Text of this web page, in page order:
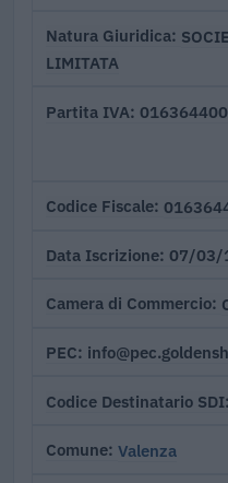
Natura Giuridica
LIMITATA
Partita IVA
Codice Fiscale
Data Iscrizione 07/03/
Camera di Commercio
PEC
Codice Destinatario SDI
Comune Valenza